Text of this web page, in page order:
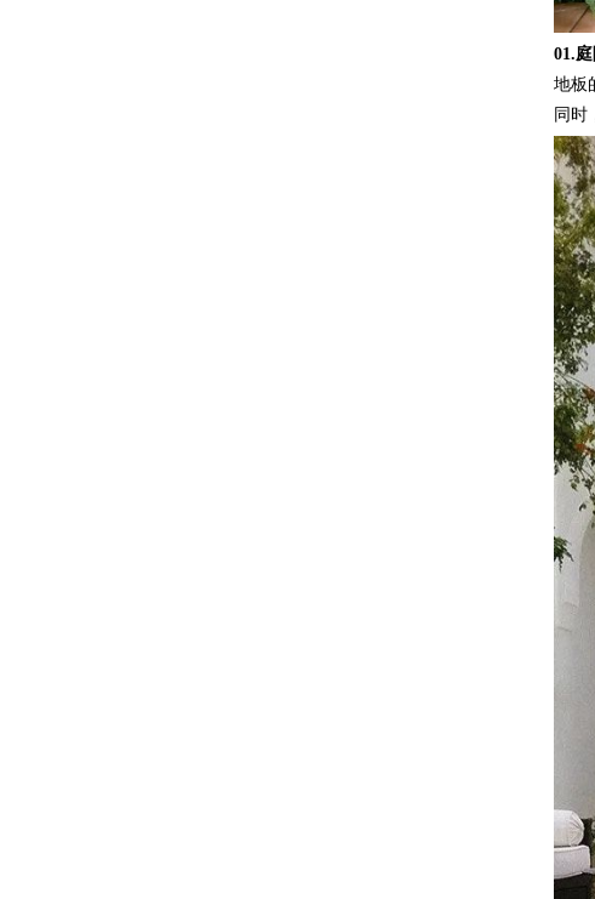
01.
地板
同时